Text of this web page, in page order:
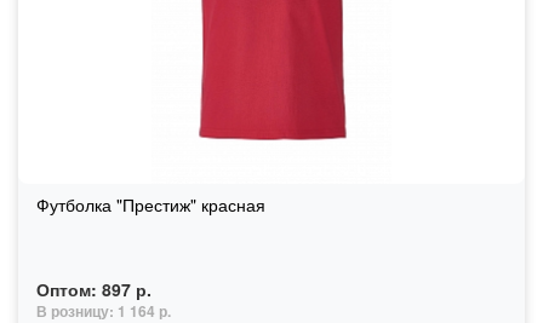
Футболка "Престиж" красная
Оптом: 897 р.
В розницу: 1 164 р.